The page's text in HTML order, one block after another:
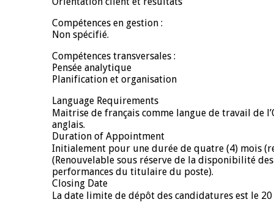
Compétences en gestion :
Non spécifié.
Compétences transversales :
Pensée analytique
Planification et organisation
Language Requirements
Maitrise de français comme langue de travail de
anglais.
Duration of Appointment
Initialement pour une durée de quatre (4) mois
(Renouvelable sous réserve de la disponibilité
performances du titulaire du poste).
Closing Date
La date limite de dépôt des candidatures est le